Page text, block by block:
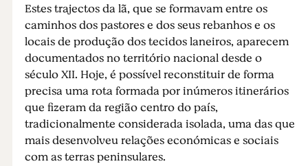
Estes trajectos da lã, que se formavam entre os
caminhos dos pastores e dos seus rebanhos e os
locais de produção dos tecidos laneiros, aparecem
documentados no território nacional desde o
século XII. Hoje, é possível reconstituir de forma
precisa uma rota formada por inúmeros itinerários
que fizeram da região centro do país,
tradicionalmente considerada isolada, uma das que
mais desenvolveu relações económicas e sociais
com as terras peninsulares.